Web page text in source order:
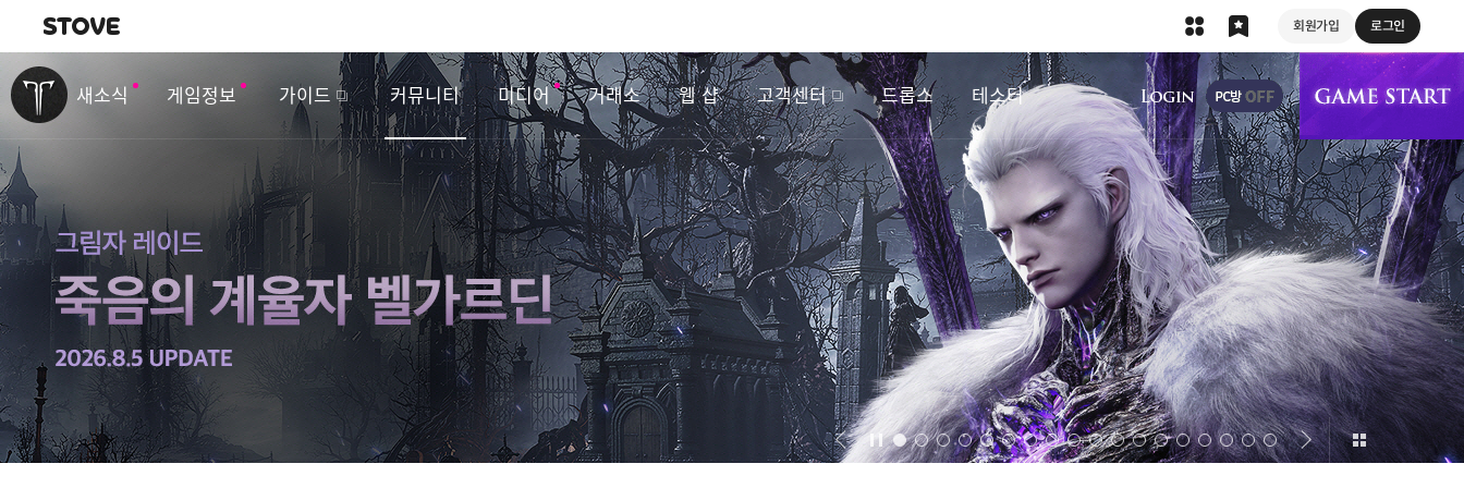
회원가입 로그인
내비게이션
새소식 게임정보 가이드 커뮤니티 미디어 거래소 웹 샵 고객센터 드롭스 테스터
상단 메뉴
벤
트
&
업
데
이
트